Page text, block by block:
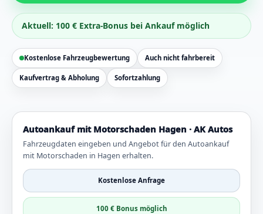
Aktuell: 100 € Extra-Bonus bei Ankauf möglich
Kostenlose Fahrzeugbewertung Auch nicht fahrbereit
Kaufvertrag & Abholung Sofortzahlung
Autoankauf mit Motorschaden Hagen · AK Autos
Fahrzeugdaten eingeben und Angebot für den Autoankauf
mit Motorschaden in Hagen erhalten.
Kostenlose Anfrage
100 € Bonus möglich